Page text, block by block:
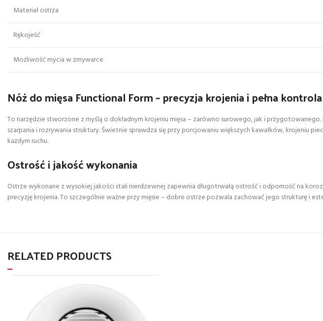
Materiał ostrza
Rękojeść
Możliwość mycia w zmywarce
Nóż do mięsa Functional Form – precyzja krojenia i pełna kontrola
To narzędzie stworzone z myślą o dokładnym krojeniu mięsa – zarówno surowego, jak i
szarpania i rozrywania struktury. Świetnie sprawdza się przy porcjowaniu większych kawałków,
każdym ruchu.
Ostrość i jakość wykonania
Ostrze wykonane z wysokiej jakości stali nierdzewnej zapewnia długotrwałą ostrość i odporność na
precyzję krojenia. To szczególnie ważne przy mięsie – dobre ostrze pozwala zachować jego strukturę i
RELATED PRODUCTS